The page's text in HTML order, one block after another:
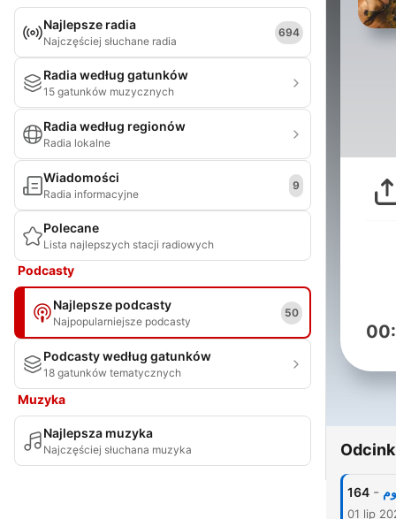
Najlepsze radia
Najczęściej słuchane radia
694
Radia według gatunków
15 gatunków muzycznych
Radia według regionów
Radia lokalne
Wiadomości
Radia informacyjne
9
Polecane
Lista najlepszych stacji radiowych
Podcasty
Najlepsze podcasty
Najpopularniejsze podcasty
50
Podcasty według gatunków
18 gatunków tematycznych
Muzyka
Najlepsza muzyka
Najczęściej słuchana muzyka
164 -
01 lip